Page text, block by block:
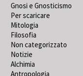
Gnosi e Gnosticismo
Per scaricare
Mitologia
Filosofia
Non categorizzato
Notizie
Alchimia
Antropologia